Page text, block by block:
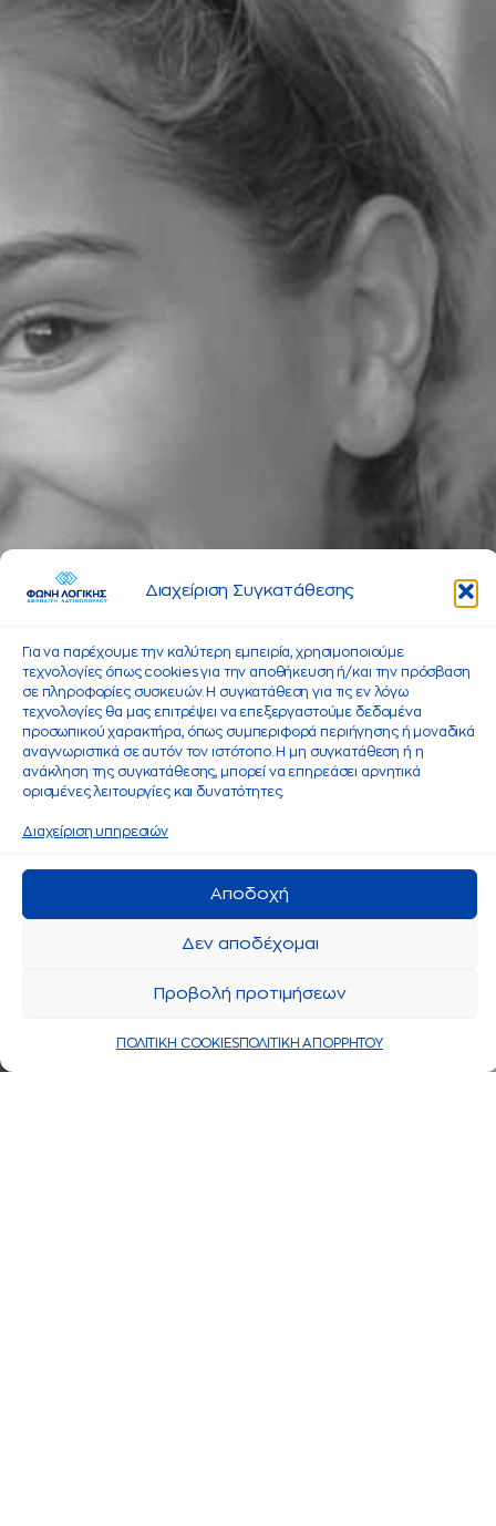
Διαχείριση Συγκατάθεσης
Για να παρέχουμε την καλύτερη εμπειρία, χρησιμοποιούμε
τεχνολογίες όπως cookies για την αποθήκευση ή/και την πρόσβαση
σε πληροφορίες συσκευών. Η συγκατάθεση για τις εν λόγω
τεχνολογίες θα μας επιτρέψει να επεξεργαστούμε δεδομένα
προσωπικού χαρακτήρα, όπως συμπεριφορά περιήγησης ή μοναδικά
αναγνωριστικά σε αυτόν τον ιστότοπο. Η μη συγκατάθεση ή η
ανάκληση της συγκατάθεσης, μπορεί να επηρεάσει αρνητικά
ορισμένες λειτουργίες και δυνατότητες.
Διαχείριση υπηρεσιών
Αποδοχή
Δεν αποδέχομαι
Προβολή προτιμήσεων
ΠΟΛΙΤΙΚΗ COOKIESΠΟΛΙΤΙΚΗ ΑΠΟΡΡΗΤΟΥ